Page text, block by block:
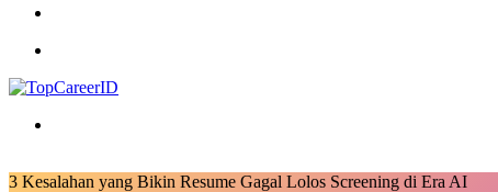
3 Kesalahan yang Bikin Resume Gagal Lolos Screening di Era AI